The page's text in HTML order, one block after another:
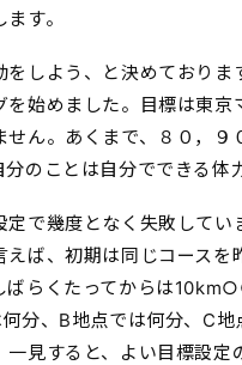
す。
をしよう、と決めておりま
を始めました。目標は東京
せん。あくまで、８０，９
分のことは自分でできる体
定で幾度となく失敗してい
えば、初期は同じコースを
ばらくたってからは
分、B地点では何分、C地
一見すると、よい目標設定